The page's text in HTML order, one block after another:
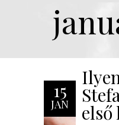
15
JAN